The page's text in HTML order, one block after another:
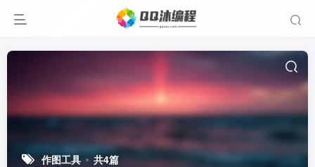
作图工具 共4篇